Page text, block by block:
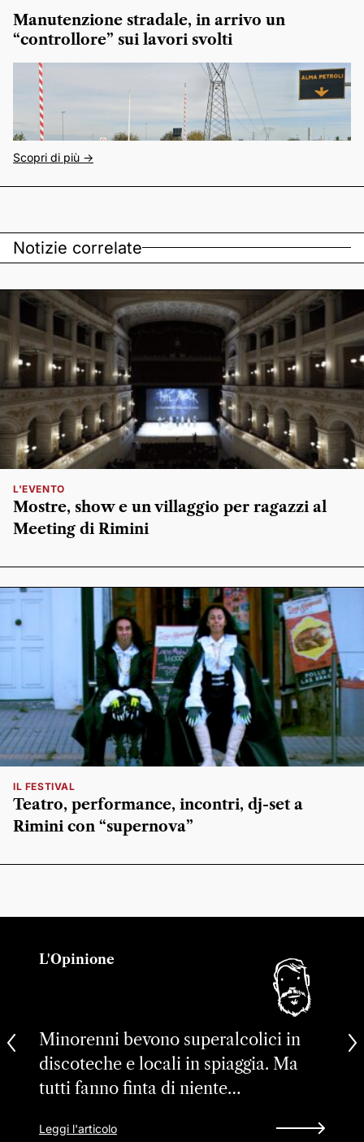
Manutenzione stradale, in arrivo un
“controllore” sui lavori svolti
Scopri di più ->
Notizie correlate
L'EVENTO
Mostre, show e un villaggio per ragazzi al
Meeting di Rimini
IL FESTIVAL
Teatro, performance, incontri, dj-set a
Rimini con “supernova”
L'Opinione
Minorenni bevono superalcolici in
discoteche e locali in spiaggia. Ma
tutti fanno finta di niente…
Leggi l'articolo